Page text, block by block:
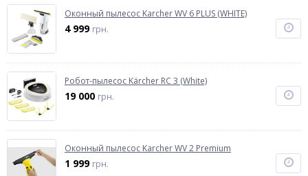
Оконный пылесос Karcher WV 6 PLUS (WHITE)
4 999 грн.
Робот-пылесос Kärcher RC 3 (White)
19 000 грн.
Оконный пылесос Karcher WV 2 Premium
1 999 грн.